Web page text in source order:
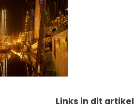
Links in dit artikel